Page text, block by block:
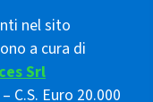
nel sito
a cura di
Srl
C.S. Euro 20.000